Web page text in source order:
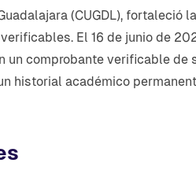
(CUGDL), fortaleció
El 16 de junio de
comprobante verificable de
historial académico